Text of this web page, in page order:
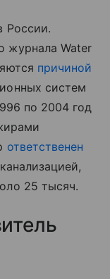
России.
журнала Water
причиной
систем
по 2004 год
ответственен
25 тысяч.